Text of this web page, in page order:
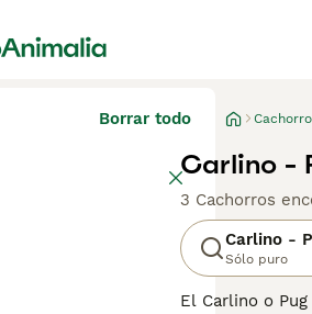
Borrar todo
Carlino -
3 Cachorros
Carlino -
Sólo puro
El Carlino o